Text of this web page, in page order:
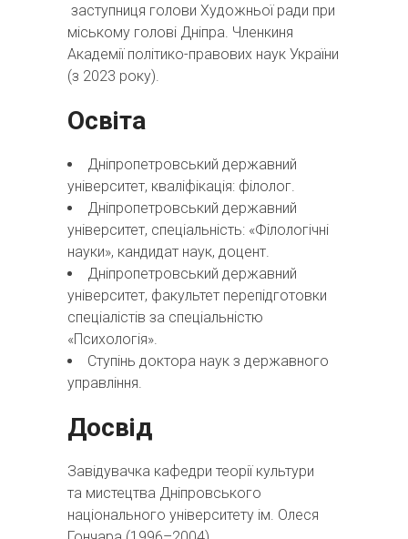
заступниця голови Художньої ради при
міському голові Дніпра. Членкиня
Академії політико-правових наук України
(з 2023 року).
Освіта
Дніпропетровський державний
університет, кваліфікація: філолог.
Дніпропетровський державний
університет, спеціальність: «Філологічні
науки», кандидат наук, доцент.
Дніпропетровський державний
університет, факультет перепідготовки
спеціалістів за спеціальністю
«Психологія».
Ступінь доктора наук з державного
управління.
Досвід
Завідувачка кафедри теорії культури
та мистецтва Дніпровського
національного університету ім. Олеся